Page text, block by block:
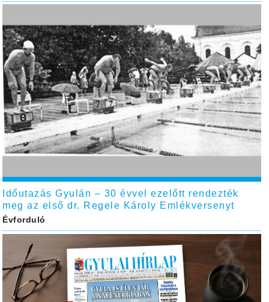
Időutazás Gyulán – 30 évvel ezelőtt rendezték
meg az első dr. Regele Károly Emlékversenyt
Évforduló